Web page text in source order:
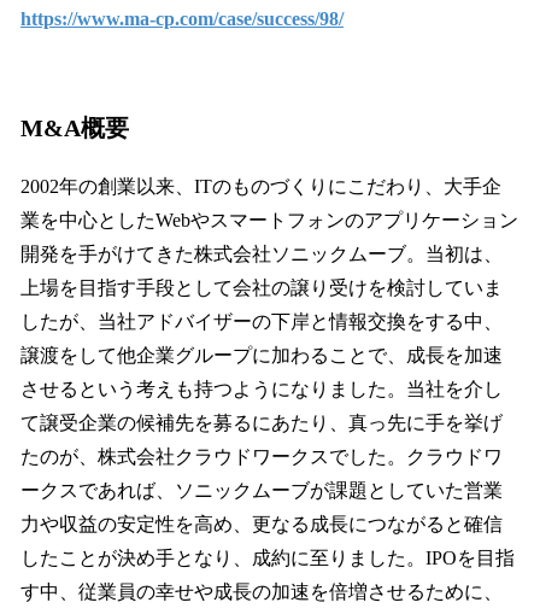
https://www.ma-cp.com/case/success/98/
M&A概要
2002年の創業以来、ITのものづくりにこだわり、大手企
業を中心としたWebやスマートフォンのアプリケーション
開発を手がけてきた株式会社ソニックムーブ。当初は、
上場を目指す手段として会社の譲り受けを検討していま
したが、当社アドバイザーの下岸と情報交換をする中、
譲渡をして他企業グループに加わることで、成長を加速
させるという考えも持つようになりました。当社を介し
て譲受企業の候補先を募るにあたり、真っ先に手を挙げ
たのが、株式会社クラウドワークスでした。クラウドワ
ークスであれば、ソニックムーブが課題としていた営業
力や収益の安定性を高め、更なる成長につながると確信
したことが決め手となり、成約に至りました。IPOを目指
す中、従業員の幸せや成長の加速を倍増させるために、